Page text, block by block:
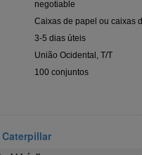
negotiable
Caixas de papel ou caixas
3-5 dias úteis
União Ocidental, T/T
100 conjuntos